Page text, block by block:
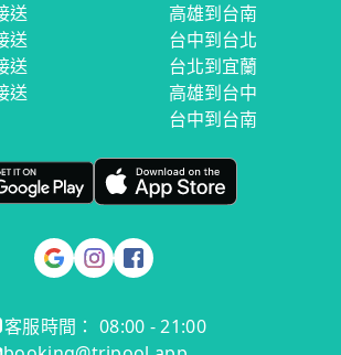
送
送
送
送
高雄到台南
台中到台北
台北到宜蘭
高雄到台中
台中到台南
客服時間： 08:00 - 21:00